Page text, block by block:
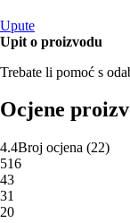
Upute
Upit o proizvodu
Trebate li pomoć s
Ocjene
4.4Broj ocjena (22)
516
43
31
20